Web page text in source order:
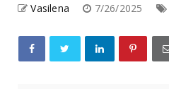
Vasilena 7/26/2025